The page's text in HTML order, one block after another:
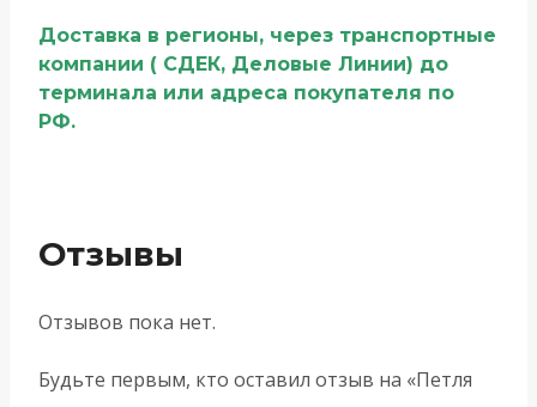
Доставка в регионы, через транспортные
компании ( СДЕК, Деловые Линии) до
терминала или адреса покупателя по
РФ.
Отзывы
Отзывов пока нет.
Будьте первым, кто оставил отзыв на «Петля